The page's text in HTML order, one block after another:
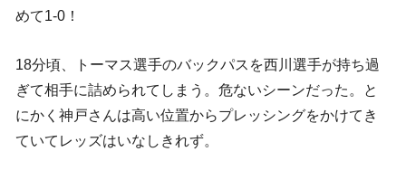
めて1-0！
18分頃、トーマス選手のバックパスを西川選手が持ち過
ぎて相手に詰められてしまう。危ないシーンだった。と
にかく神戸さんは高い位置からプレッシングをかけてき
ていてレッズはいなしきれず。